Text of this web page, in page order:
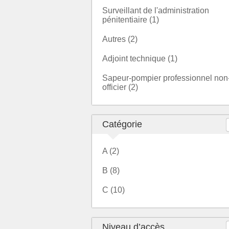
Surveillant de l'administration
pénitentiaire (1)
Autres (2)
Adjoint technique (1)
Sapeur-pompier professionnel
officier (2)
Catégorie
A (2)
B (8)
C (10)
Niveau d’accès